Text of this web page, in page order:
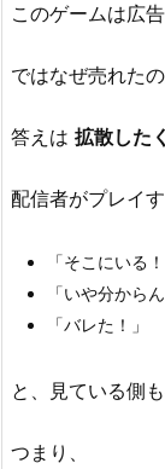
由
7.
術
が
と
1.
このゲームは広
ではなぜ売れたの
答えは 拡散した
配信者がプレイす
「そこにいる！
「いや分からん
「バレた！」
と、見ている側
つまり、